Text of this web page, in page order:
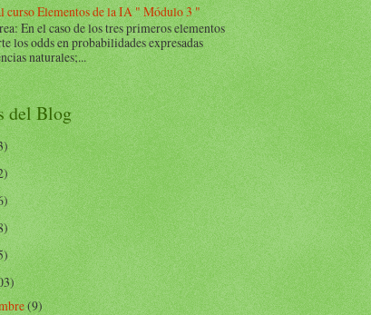
curso Elementos de la IA " Módulo 3 "
En el caso de los tres primeros elementos
los odds en probabilidades expresadas
naturales;...
del Blog
(9)